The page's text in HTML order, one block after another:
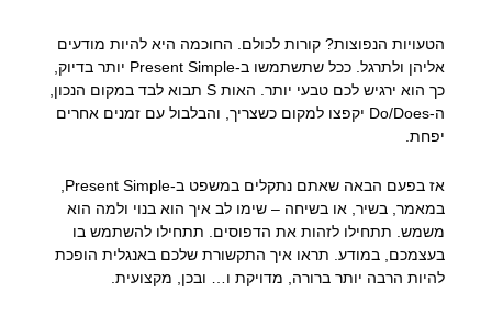
הטעויות הנפוצות? קורות לכולם. החוכמה היא להיות מודעים
אליהן ולתרגל. ככל שתשתמשו ב-Present Simple יותר בדיוק,
כך הוא ירגיש לכם טבעי יותר. האות S תבוא לבד במקום הנכון,
ה-Do/Does יקפצו למקום כשצריך, והבלבול עם זמנים אחרים
יפחת.
אז בפעם הבאה שאתם נתקלים במשפט ב-Present Simple,
במאמר, בשיר, או בשיחה – שימו לב איך הוא בנוי ולמה הוא
משמש. תתחילו לזהות את הדפוסים. תתחילו להשתמש בו
בעצמכם, במודע. תראו איך התקשורת שלכם באנגלית הופכת
להיות הרבה יותר ברורה, מדויקת ו… ובכן, מקצועית.